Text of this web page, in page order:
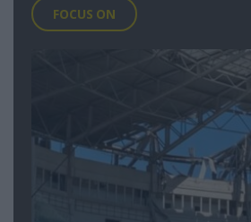
FOCUS ON